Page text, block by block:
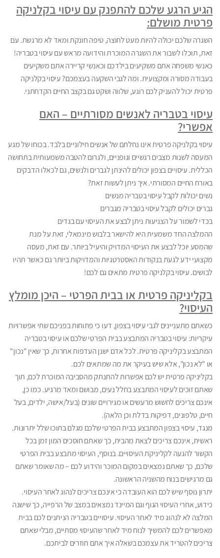
הגיע הרגע שלכם להתפנק עם עיסוי בקלניקה
פרטית מושלם:
השגרה שלכם יכולה להיות מעט לחוצה, טיפה חונקת ומאד לא מרגשת. עם
זאת, תוכלו לשבור את השגרה המוכרת והידועה מראש עם עיסוי בטבריה!
כאנשי משפחה אתם משקיעים בילדכם וכאנשי קריירה אתם משקיעים
בעבודה מסורה ומקצועית. ומה לגבי השקעה בעצמכם? עיסוי בקלניקה
פרטית יכול להעניק לכם רוגע, שלווה ושקט גם בקצב החיים הקדחתני.
עיסוי בטבריה לאנשים מסורתיים – האם
אפשרי?
עיסוי בקלניקה פרטית אינו נחלתם של אנשים חילוניים בלבד. בכוחו של מגע
המעסה לשנות מצבים רגשיים וגופניים, ולגרום להטבה משמעותית בתחושה
הכללית. עיסויים בצפון יכולים להינתן לגברים ולנשים, גם לכאלו הדבקים
באורח החיים המסורתי. איך ניתן לעשות זאת?
נשים יכולות לקבל עיסוי בטבריה מנשים
גברים יכולים לקבל עיסוי בטבריה מגברים
בכדי לשמור על הצניעות ניתן לבצע את העיסוי עם בגדים
ההמלצה החד משמעית היא להישאר בלבוש מינמאלי, זאת על מנת
שהמסע יוכל לבצע את העיסוי המדויק והיעיל ביותר. עם זאת, מעסה
מקצועי ידע לגעת בנקודות האסטרטגיות והמדויקות ביותר גם כאשר תהיו
לבושים. עיסוי בקלניקה פרטית מתאים גם לכם!
בקליניקה פרטית או בבית הפרטי – היכן מומלץ
העיסוי?
כשאתם מתעניינים לגבי עיסוי בצפון, דעו כי פתוחות בפניכם שתי אפשרויות
עיקריות: עיסוי בטבריה המתבצע בבית הפרטי שלכם או עיסוי בטבריה
המתבצע בקליניקה פרטית. לכל אדם ישנן העדפות אחרות, כך שאין "נכון"
או "לא נכון", אלא שיש בעיקר את מה שמתאים לכם.
בקליניקה פרטית יש לכם אפשרות להתנתק מהסביבה המוכרת לכם, תוך
שאתם זוכים לעיסוי המתבצע בחלל נעים, מבושם ומאד מרגיע. כמו כן,
אינכם צריכים לחשוש מרעשים או מגירויים שונים (בעל/אישה, ילדים, בעל
חיים, טלפונים, דפיקות בדלת וכן הלאה).
מנגד, עיסוי בצפון המתבצע בבית הפרטי שלכם מגלם בתוכו שלל יתרונות.
ראשית, אינכם צריכים לצאת מהבית, כך שאתם חוסכים המון זמן בכל
הקשור להגעה לקליניקת העיסויים. בנוסף, העיסוי מתבצע בבית הפרטי
שלכם, כך שאתם נמצאים במקום המוכר והידוע לכם – מה שאומר שאתם
גם מרגישים בנוח מהשניה הראשונה.
יתרון נוסף שיש לכם הוא העובדה כי אינכם צריכים לנהוג לאחר העיסוי.
כידוע, אחרי העיסוי הגוף וגם המיינד נמצאים במצב של הרפייה, כך שישנה
המלצה לא לנהוג מיד לאחר העיסוי. עיסויים בטבריה הניתנים לכם בבית
מאפשרים לכם להמשיך לנוח מיד לאחר שהעיסוי מסתיים, מבלי שאתם
צריכים להטריד את עצמכם בשאלה איך אתם חוזרים לביתכם.